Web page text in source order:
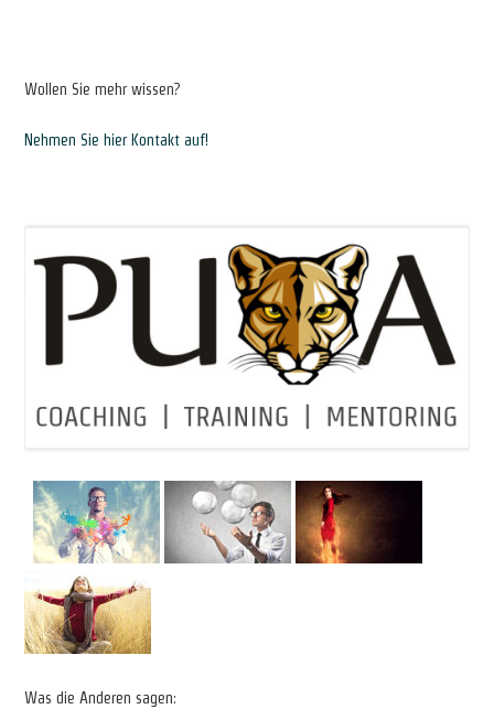
Wollen Sie mehr wissen?
Nehmen Sie hier Kontakt auf!
Was die Anderen sagen: